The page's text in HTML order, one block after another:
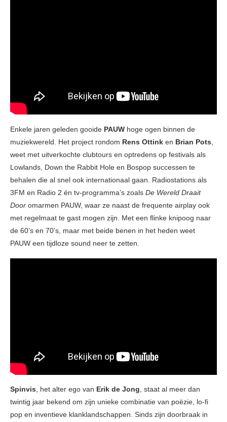
Enkele jaren geleden gooide PAUW hoge ogen binnen de
muziekwereld. Het project rondom Rens Ottink en Brian Pots
weet met uitverkochte clubtours en optredens op festivals als
Lowlands, Down the Rabbit Hole en Bospop successen te
behalen die al snel ook internationaal gaan. Radiostations als
3FM en Radio 2 én tv-programma’s zoals De Wereld Draait
Door omarmen PAUW, waar ze naast de frequente airplay ook
met regelmaat te gast mogen zijn. Met een flinke knipoog naar
de 60’s en 70’s, maar met beide benen in het heden weet
PAUW een tijdloze sound neer te zetten.
Spinvis, het alter ego van Erik de Jong, staat al meer dan
twintig jaar bekend om zijn unieke combinatie van poëzie, lo-fi
pop en inventieve klanklandschappen. Sinds zijn doorbraak in